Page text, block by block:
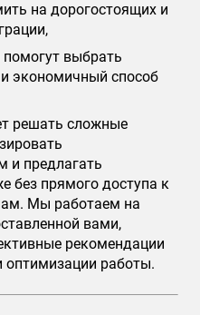
на дорогостоящих и
выбрать
экономичный способ
решать сложные
и предлагать
без прямого доступа к
Мы работаем на
вами,
рекомендации
работы.